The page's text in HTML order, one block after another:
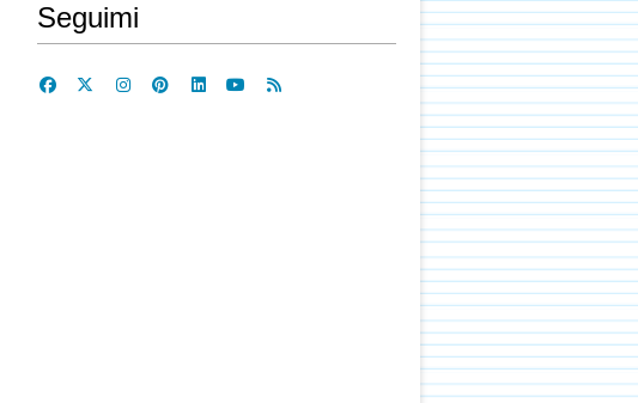
Seguimi